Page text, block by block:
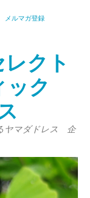
メルマガ登録
クト
ック
ヤマダドレス 企